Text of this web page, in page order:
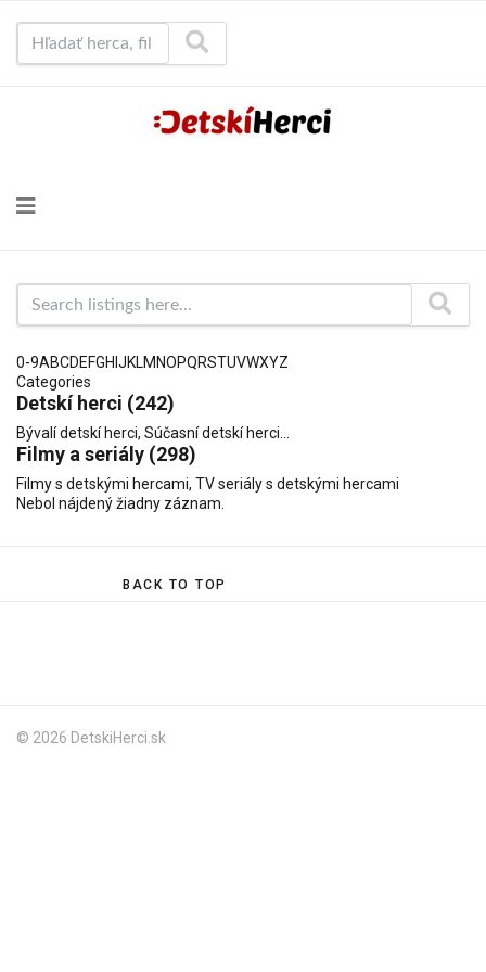
0-9ABCDEFGH JKLM NOPQRSTUVWXYZ
Categories
Detskí herci (242)
Bývalí detskí herci, Súčasní detskí herci
Filmy a seriály (298)
Filmy s detskými hercami, TV seriály s detskými hercami
Nebol nájdený žiadny záznam.
BACK TO TOP
© 2026 DetskiHerci.sk